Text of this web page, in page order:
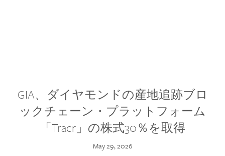
GIA、ダイヤモンドの産地追跡ブロ
ックチェーン・プラットフォーム
「Tracr」の株式30％を取得
May 29, 2026